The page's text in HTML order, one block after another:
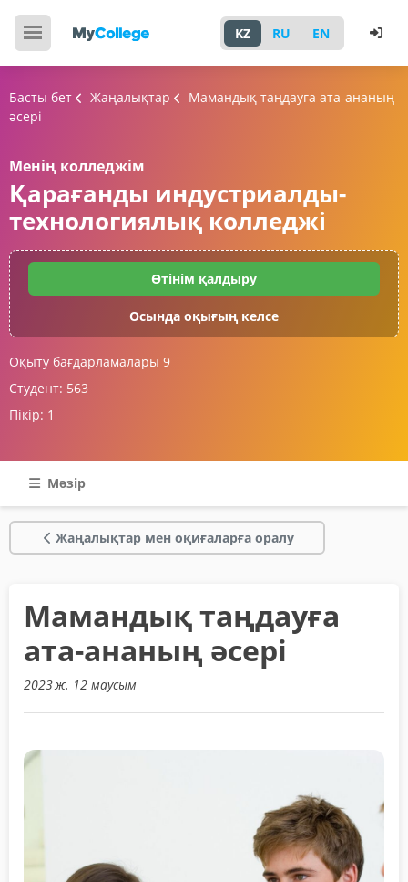
KZ RU EN
Басты бет Жаңалықтар
Мамандық таңдауға ата-ананың
әсері
Менің колледжім
Қарағанды индустриалды-
технологиялық колледжі
Өтінім қалдыру
Осында оқығың келсе
Оқыту бағдарламалары 9
Студент: 563
Пікір: 1
Мәзір
Жаңалықтар мен оқиғаларға оралу
Мамандық таңдауға
ата-ананың әсері
2023 ж. 12 маусым